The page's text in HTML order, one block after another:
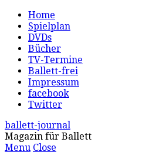
Home
Spielplan
DVDs
Bücher
TV-Termine
Ballett-frei
Impressum
facebook
Twitter
ballett-journal
Magazin für Ballett
Menu Close